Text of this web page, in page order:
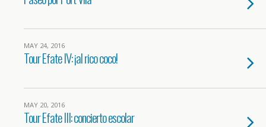
MAY 24, 2016
Tour Efate IV: ¡al rico coco!
MAY 20, 2016
Tour Efate III: concierto escolar